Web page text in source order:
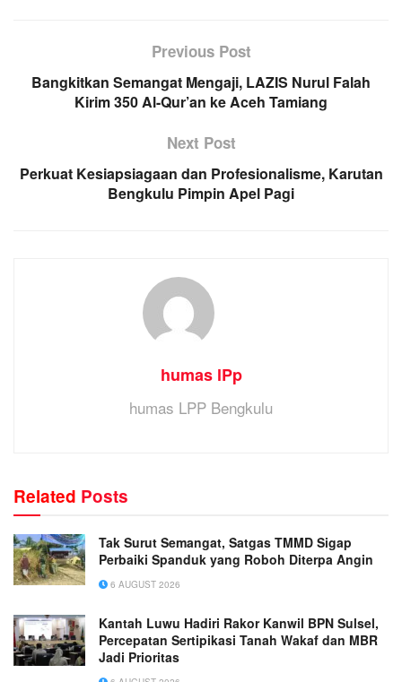
Previous Post
Bangkitkan Semangat Mengaji, LAZIS Nurul Falah
Kirim 350 Al-Qur’an ke Aceh Tamiang
Next Post
Perkuat Kesiapsiagaan dan Profesionalisme, Karutan
Bengkulu Pimpin Apel Pagi
humas lPp
humas LPP Bengkulu
Related Posts
Tak Surut Semangat, Satgas TMMD Sigap
Perbaiki Spanduk yang Roboh Diterpa Angin
6 AUGUST 2026
Kantah Luwu Hadiri Rakor Kanwil BPN Sulsel,
Percepatan Sertipikasi Tanah Wakaf dan MBR
Jadi Prioritas